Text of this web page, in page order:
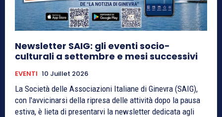
Newsletter SAIG: gli eventi socio-
culturali a settembre e mesi successivi
EVENTI 10 Juillet 2026
La Società delle Associazioni Italiane di Ginevra (SAIG),
con l'avvicinarsi della ripresa delle attività dopo la pausa
estiva, è lieta di presentarvi la newsletter dedicata agli